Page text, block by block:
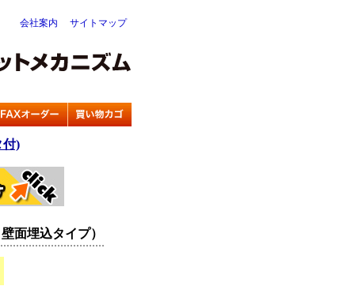
会社案内 サイトマップ
付)
面埋込タイプ）